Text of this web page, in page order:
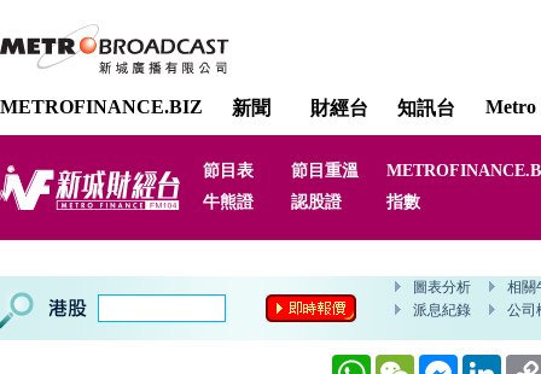
METROFINANCE.BIZ 新聞 財經台 知訊台 Metro
節目表 節目重溫
牛熊證
認股證 指數
WhatsAppWeChat Messenger